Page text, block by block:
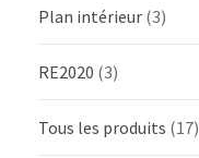
Plan intérieur (3)
RE2020 (3)
Tous les produits (17)